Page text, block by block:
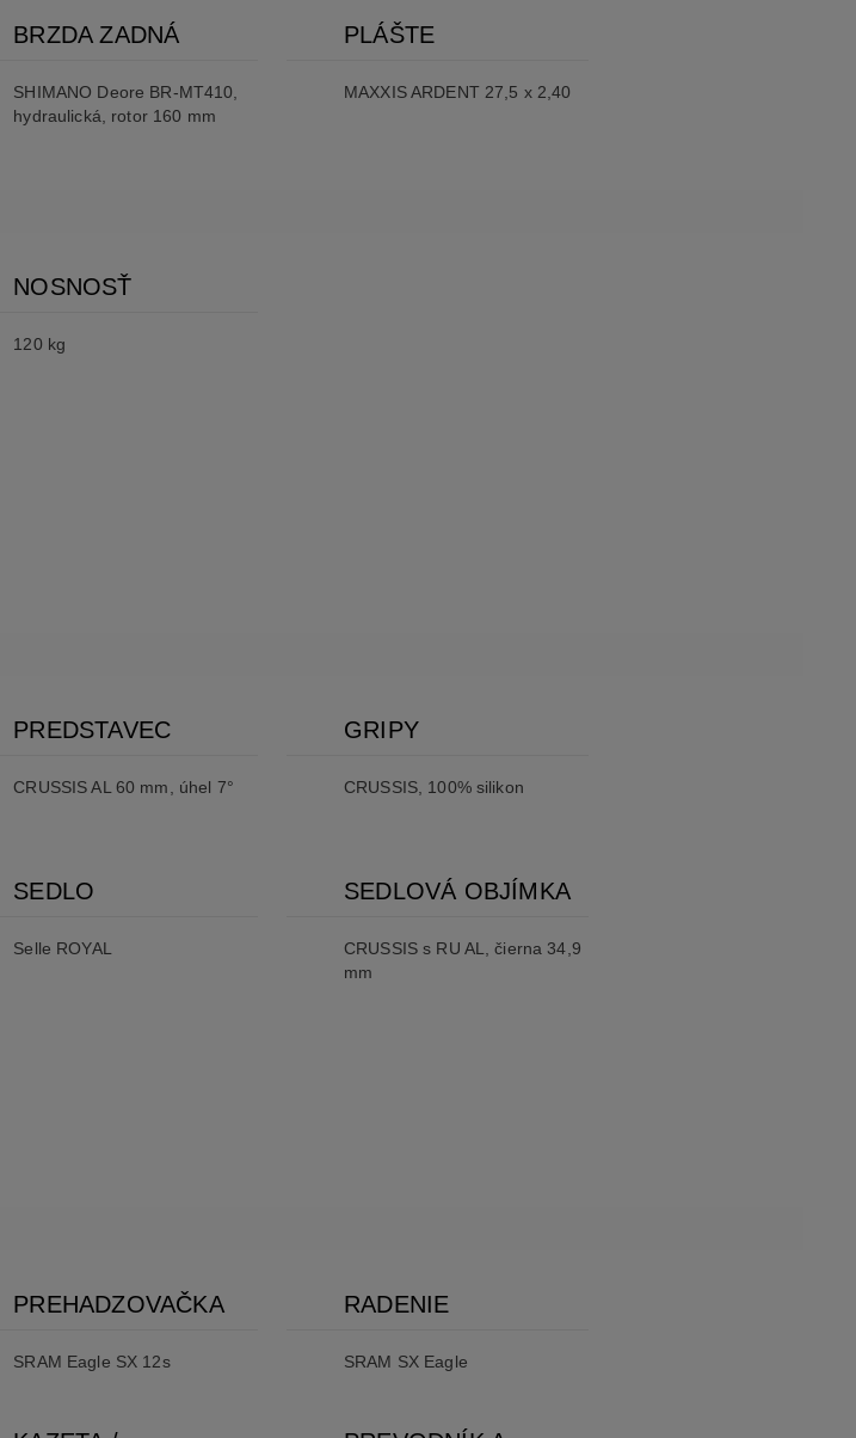
BRZDA ZADNÁ
SHIMANO Deore BR-MT410,
hydraulická, rotor 160 mm
PLÁŠTE
MAXXIS ARDENT 27,5 x 2,40
NOSNOSŤ
120 kg
PREDSTAVEC
CRUSSIS AL 60 mm, úhel 7°
GRIPY
CRUSSIS, 100% silikon
SEDLO
Selle ROYAL
SEDLOVÁ OBJÍMKA
CRUSSIS s RU AL, čierna 34,9
mm
PREHADZOVAČKA
SRAM Eagle SX 12s
RADENIE
SRAM SX Eagle